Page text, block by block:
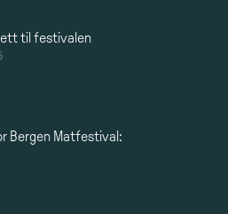
til festivalen
Bergen Matfestival: